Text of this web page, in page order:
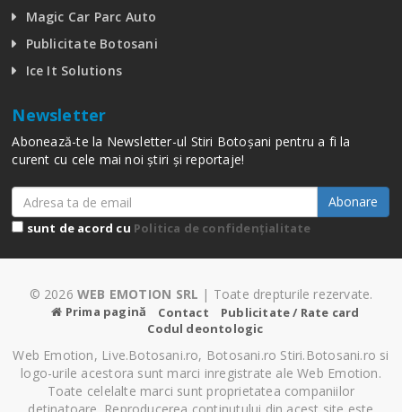
Magic Car Parc Auto
Publicitate Botosani
Ice It Solutions
Newsletter
Abonează-te la Newsletter-ul Stiri Botoșani pentru a fi la
curent cu cele mai noi știri și reportaje!
Abonare
sunt de acord cu Politica de confidențialitate
© 2026 WEB EMOTION SRL | Toate drepturile rezervate.
Prima pagină Contact
Publicitate / Rate card
Codul deontologic
Web Emotion, Live.Botosani.ro, Botosani.ro Stiri.Botosani.ro si
logo-urile acestora sunt marci inregistrate ale Web Emotion.
Toate celelalte marci sunt proprietatea companiilor